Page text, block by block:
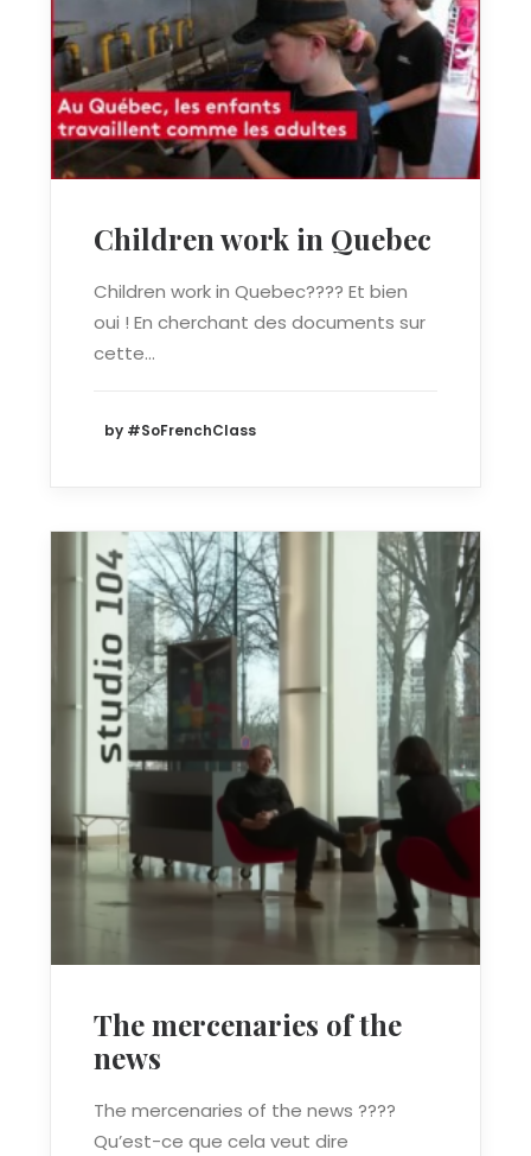
Children work in Quebec
Children work in Quebec???? Et bien
oui ! En cherchant des documents sur
cette…
by #SoFrenchClass
The mercenaries of the
news
The mercenaries of the news ????
Qu’est-ce que cela veut dire